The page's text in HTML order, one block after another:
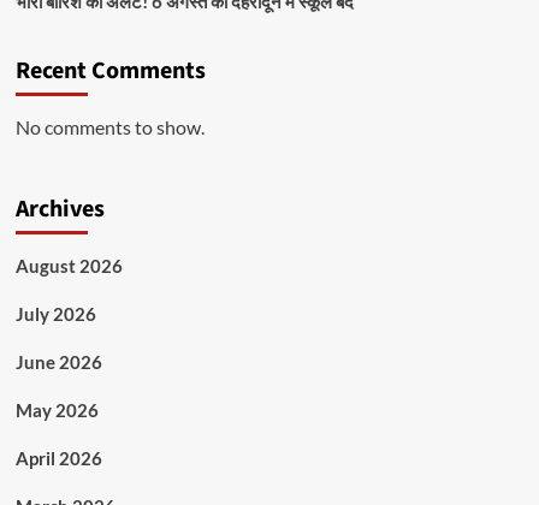
Recent Comments
No comments to show.
Archives
August 2026
July 2026
June 2026
May 2026
April 2026